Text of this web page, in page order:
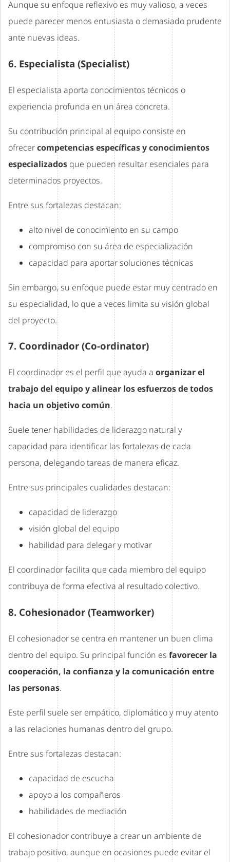
Aunque su enfoque reflexivo es muy valioso, a veces
puede parecer menos entusiasta o demasiado prudente
ante nuevas ideas.
6. Especialista (Specialist)
El especialista aporta conocimientos técnicos o
experiencia profunda en un área concreta.
Su contribución principal al equipo consiste en
ofrecercompetencias específicas y conocimientos
especializados que pueden resultar esenciales para
determinados proyectos.
Entre sus fortalezas destacan:
alto nivel de conocimiento en su campo
compromiso con su área de especialización
capacidad para aportar soluciones técnicas
Sin embargo, su enfoque puede estar muy centrado en
su especialidad, lo que a veces limita su visión global
del proyecto.
7. Coordinador (Co-ordinator)
El coordinador es el perfil que ayuda a organizar el
trabajo del equipo y alinear los esfuerzos de todos
hacia un objetivo común.
Suele tener habilidades de liderazgo natural y
capacidad para identificar las fortalezas de cada
persona, delegando tareas de manera eficaz.
Entre sus principales cualidades destacan:
capacidad de liderazgo
visión global del equipo
habilidad para delegar y motivar
El coordinador facilita que cada miembro del equipo
contribuya de forma efectiva al resultado colectivo.
8. Cohesionador (Teamworker)
El cohesionador se centra en mantener un buen clima
dentro del equipo. Su principal función es favorecer la
cooperación, la confianza y la comunicación entre
las personas.
Este perfil suele ser empático, diplomático y muy atento
a las relaciones humanas dentro del grupo.
Entre sus fortalezas destacan:
capacidad de escucha
apoyo a los compañeros
habilidades de mediación
El cohesionador contribuye a crear un ambiente de
trabajo positivo, aunque en ocasiones puede evitar el